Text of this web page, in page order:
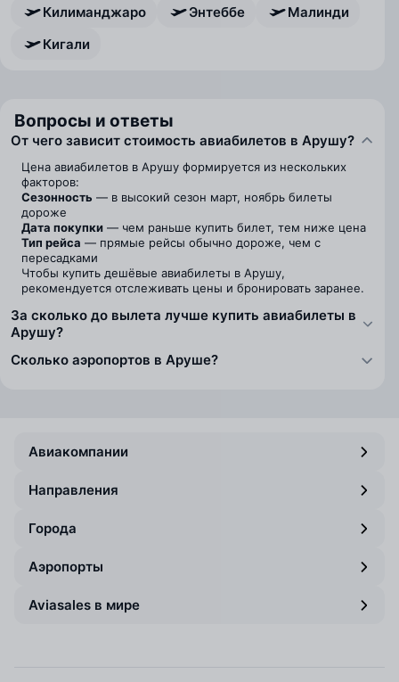
Килиманджаро
Энтеббе
Малинди
Кигали
Вопросы и ответы
От чего зависит стоимость авиабилетов в Арушу?
Цена авиабилетов в Арушу формируется из нескольких
факторов:
Сезонность — в высокий сезон март, ноябрь билеты
дороже
Дата покупки — чем раньше купить билет, тем ниже цена
Тип рейса — прямые рейсы обычно дороже, чем с
пересадками
Чтобы купить дешёвые авиабилеты в Арушу,
рекомендуется отслеживать цены и бронировать заранее.
За сколько до вылета лучше купить авиабилеты в
Арушу?
Сколько аэропортов в Аруше?
Авиакомпании
Направления
Города
Аэропорты
Aviasales в мире